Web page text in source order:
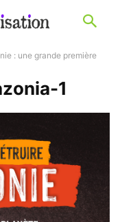
: une grande première
1